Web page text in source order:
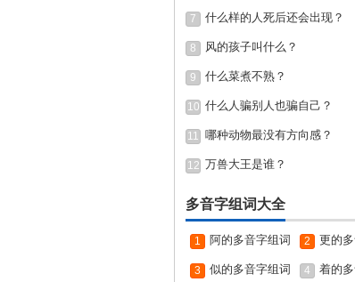
7 什么样的人死后还会出现？
8 风的孩子叫什么？
9 什么菜煮不熟？
10 什么人骗别人也骗自己？
11 哪种动物最没有方向感？
12 万兽大王是谁？
多音字组词大全
1 阿的多音字组词 2 更的
3 似的多音字组词 4 着的